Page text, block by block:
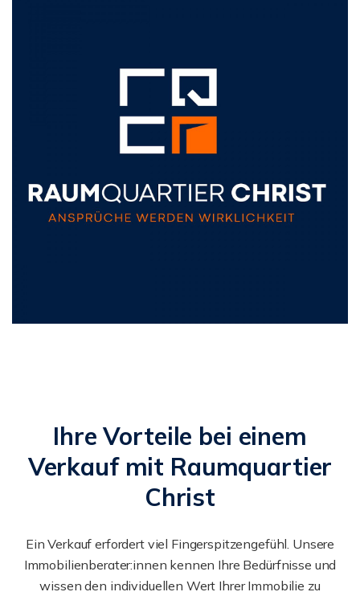
Ihre Vorteile bei einem
Verkauf mit Raumquartier
Christ
Ein Verkauf erfordert viel Fingerspitzengefühl. Unsere
Immobilienberater:innen kennen Ihre Bedürfnisse und
wissen den individuellen Wert Ihrer Immobilie zu